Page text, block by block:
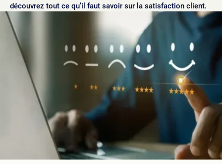
découvrez tout ce qu’il faut savoir sur la satisfaction client.